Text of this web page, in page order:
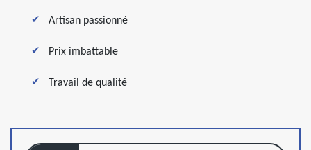
Artisan passionné
Prix imbattable
Travail de qualité